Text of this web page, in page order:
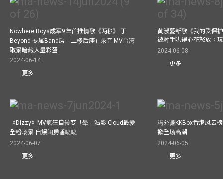
Nowhere Boys成军9年首推情歌《两秒》 于
Beyond 专属Band房「二楼后座」录音 MV台湾
取景暗藏大量彩蛋
2024-06-14
更多
黄淑蔓新歌《我的受保
被对手哄得心花怒放：
2024-06-08
更多
《Dizzy》MV疯狂自转变「晕」浩影 Cloud最爱
全粉场景 自爆闺房香喷喷
2024-06-07
更多
冯允谦KKBox香港风云
掀全场高潮
2024-06-05
更多